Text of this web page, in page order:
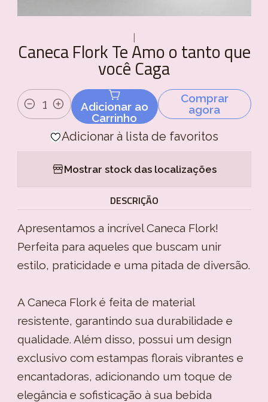
Caneca Flork Te Amo o tanto que
você Caga
Quantidade
Adicionar ao
Carrinho
Comprar
agora
Adicionar à lista de favoritos
Mostrar stock das localizações
DESCRIÇÃO
Apresentamos a incrível Caneca Flork!
Perfeita para aqueles que buscam unir
estilo, praticidade e uma pitada de diversão.
A Caneca Flork é feita de material
resistente, garantindo sua durabilidade e
qualidade. Além disso, possui um design
exclusivo com estampas florais vibrantes e
encantadoras, adicionando um toque de
elegância e sofisticação à sua bebida